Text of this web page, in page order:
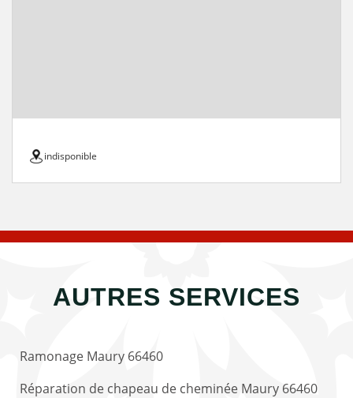
indisponible
AUTRES SERVICES
Ramonage Maury 66460
Réparation de chapeau de cheminée Maury 66460